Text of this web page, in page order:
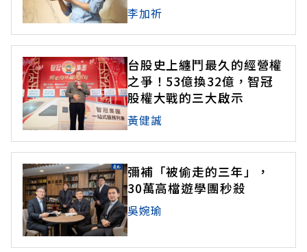
李加祈
台股史上纏鬥最久的經營權
之爭！53億換32億，智冠
股權大戰的三大啟示
黃健誠
彌補「被偷走的三年」，
30萬高檔遊學團秒殺
吳婉瑜